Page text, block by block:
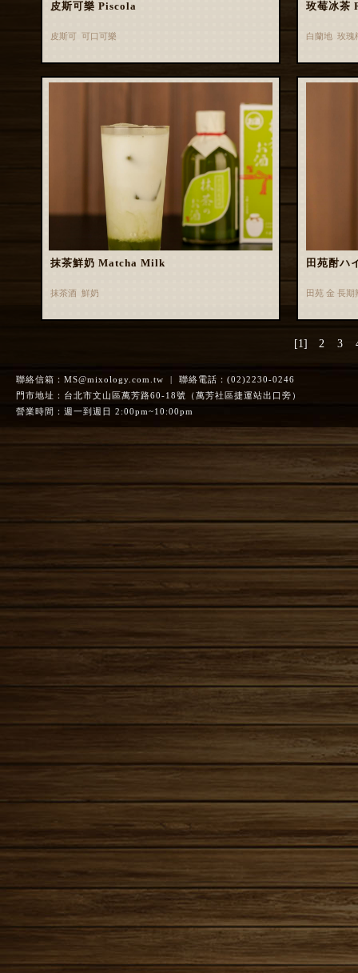
皮斯可樂 Piscola
皮斯可 可口可樂
玫莓冰茶
白蘭地 玫瑰
抹茶鮮奶 Matcha Milk
抹茶酒 鮮奶
田苑酎ハ
田苑 金 長
[1] 2 3
聯絡信箱： MS@mixology.com.tw | 聯絡電話：(02)2230-0246
門市地址：台北市文山區萬芳路60-18號（萬芳社區捷運站出口旁）
營業時間：週一到週日 2:00pm~10:00pm